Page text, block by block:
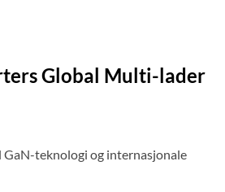
Global Multi-lader
GaN-teknologi og internasjonale